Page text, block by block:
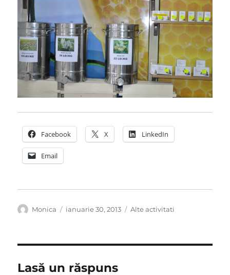
Facebook X LinkedIn
Email
Autor
Monica
Publicat
ianuarie 30, 2013 Categorii
Alte activitati
Lasă un răspuns